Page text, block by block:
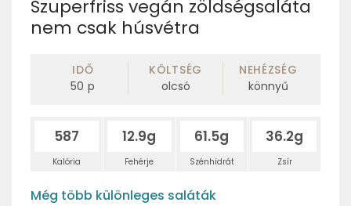
Szuperfriss vegán zöldségsaláta
nem csak húsvétra
IDŐ
50 p
KÖLTSÉG
olcsó
NEHÉZSÉG
könnyű
587
Kalória
12.9g
Fehérje
61.5g
Szénhidrát
36.2g
Zsír
Még több különleges saláták